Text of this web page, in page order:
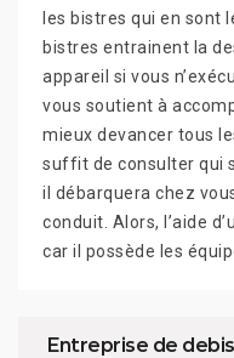
les bistres qui en sont
bistres entrainent la
appareil si vous
vous soutient à
mieux devancer tous
suffit de consulter qui
il débarquera chez
conduit. Alors, l’aide
car il possède les
Entreprise de